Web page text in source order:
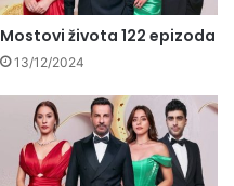
Mostovi života 122 epizoda
13/12/2024